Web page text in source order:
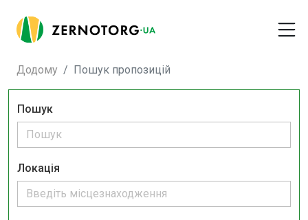
Додому Пошук пропозицій
Пошук
Локація